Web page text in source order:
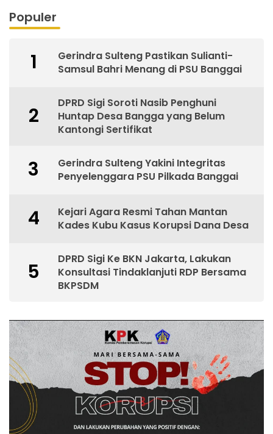
Populer
1
Gerindra Sulteng Pastikan Sulianti-
Samsul Bahri Menang di PSU Banggai
2
DPRD Sigi Soroti Nasib Penghuni
Huntap Desa Bangga yang Belum
Kantongi Sertifikat
3
Gerindra Sulteng Yakini Integritas
Penyelenggara PSU Pilkada Banggai
4
Kejari Agara Resmi Tahan Mantan
Kades Kubu Kasus Korupsi Dana Desa
5
DPRD Sigi Ke BKN Jakarta, Lakukan
Konsultasi Tindaklanjuti RDP Bersama
BKPSDM